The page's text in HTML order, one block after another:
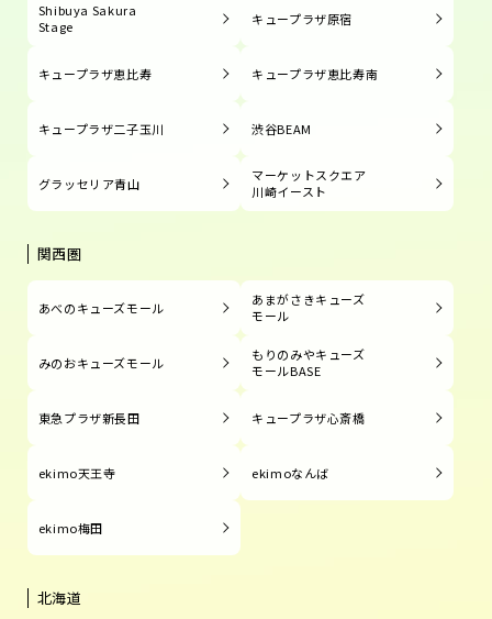
Shibuya Sakura
Stage
キュープラザ原宿
キュープラザ恵比寿 キュープラザ恵比寿南
キュープラザ二子玉川 渋谷BEAM
グラッセリア青山
マーケットスクエア
川崎イースト
関西圏
あべのキューズモール
あまがさきキューズ
モール
みのおキューズモール
もりのみやキューズ
モールBASE
東急プラザ新長田 キュープラザ心斎橋
ekimo天王寺 ekimoなんば
ekimo梅田
北海道